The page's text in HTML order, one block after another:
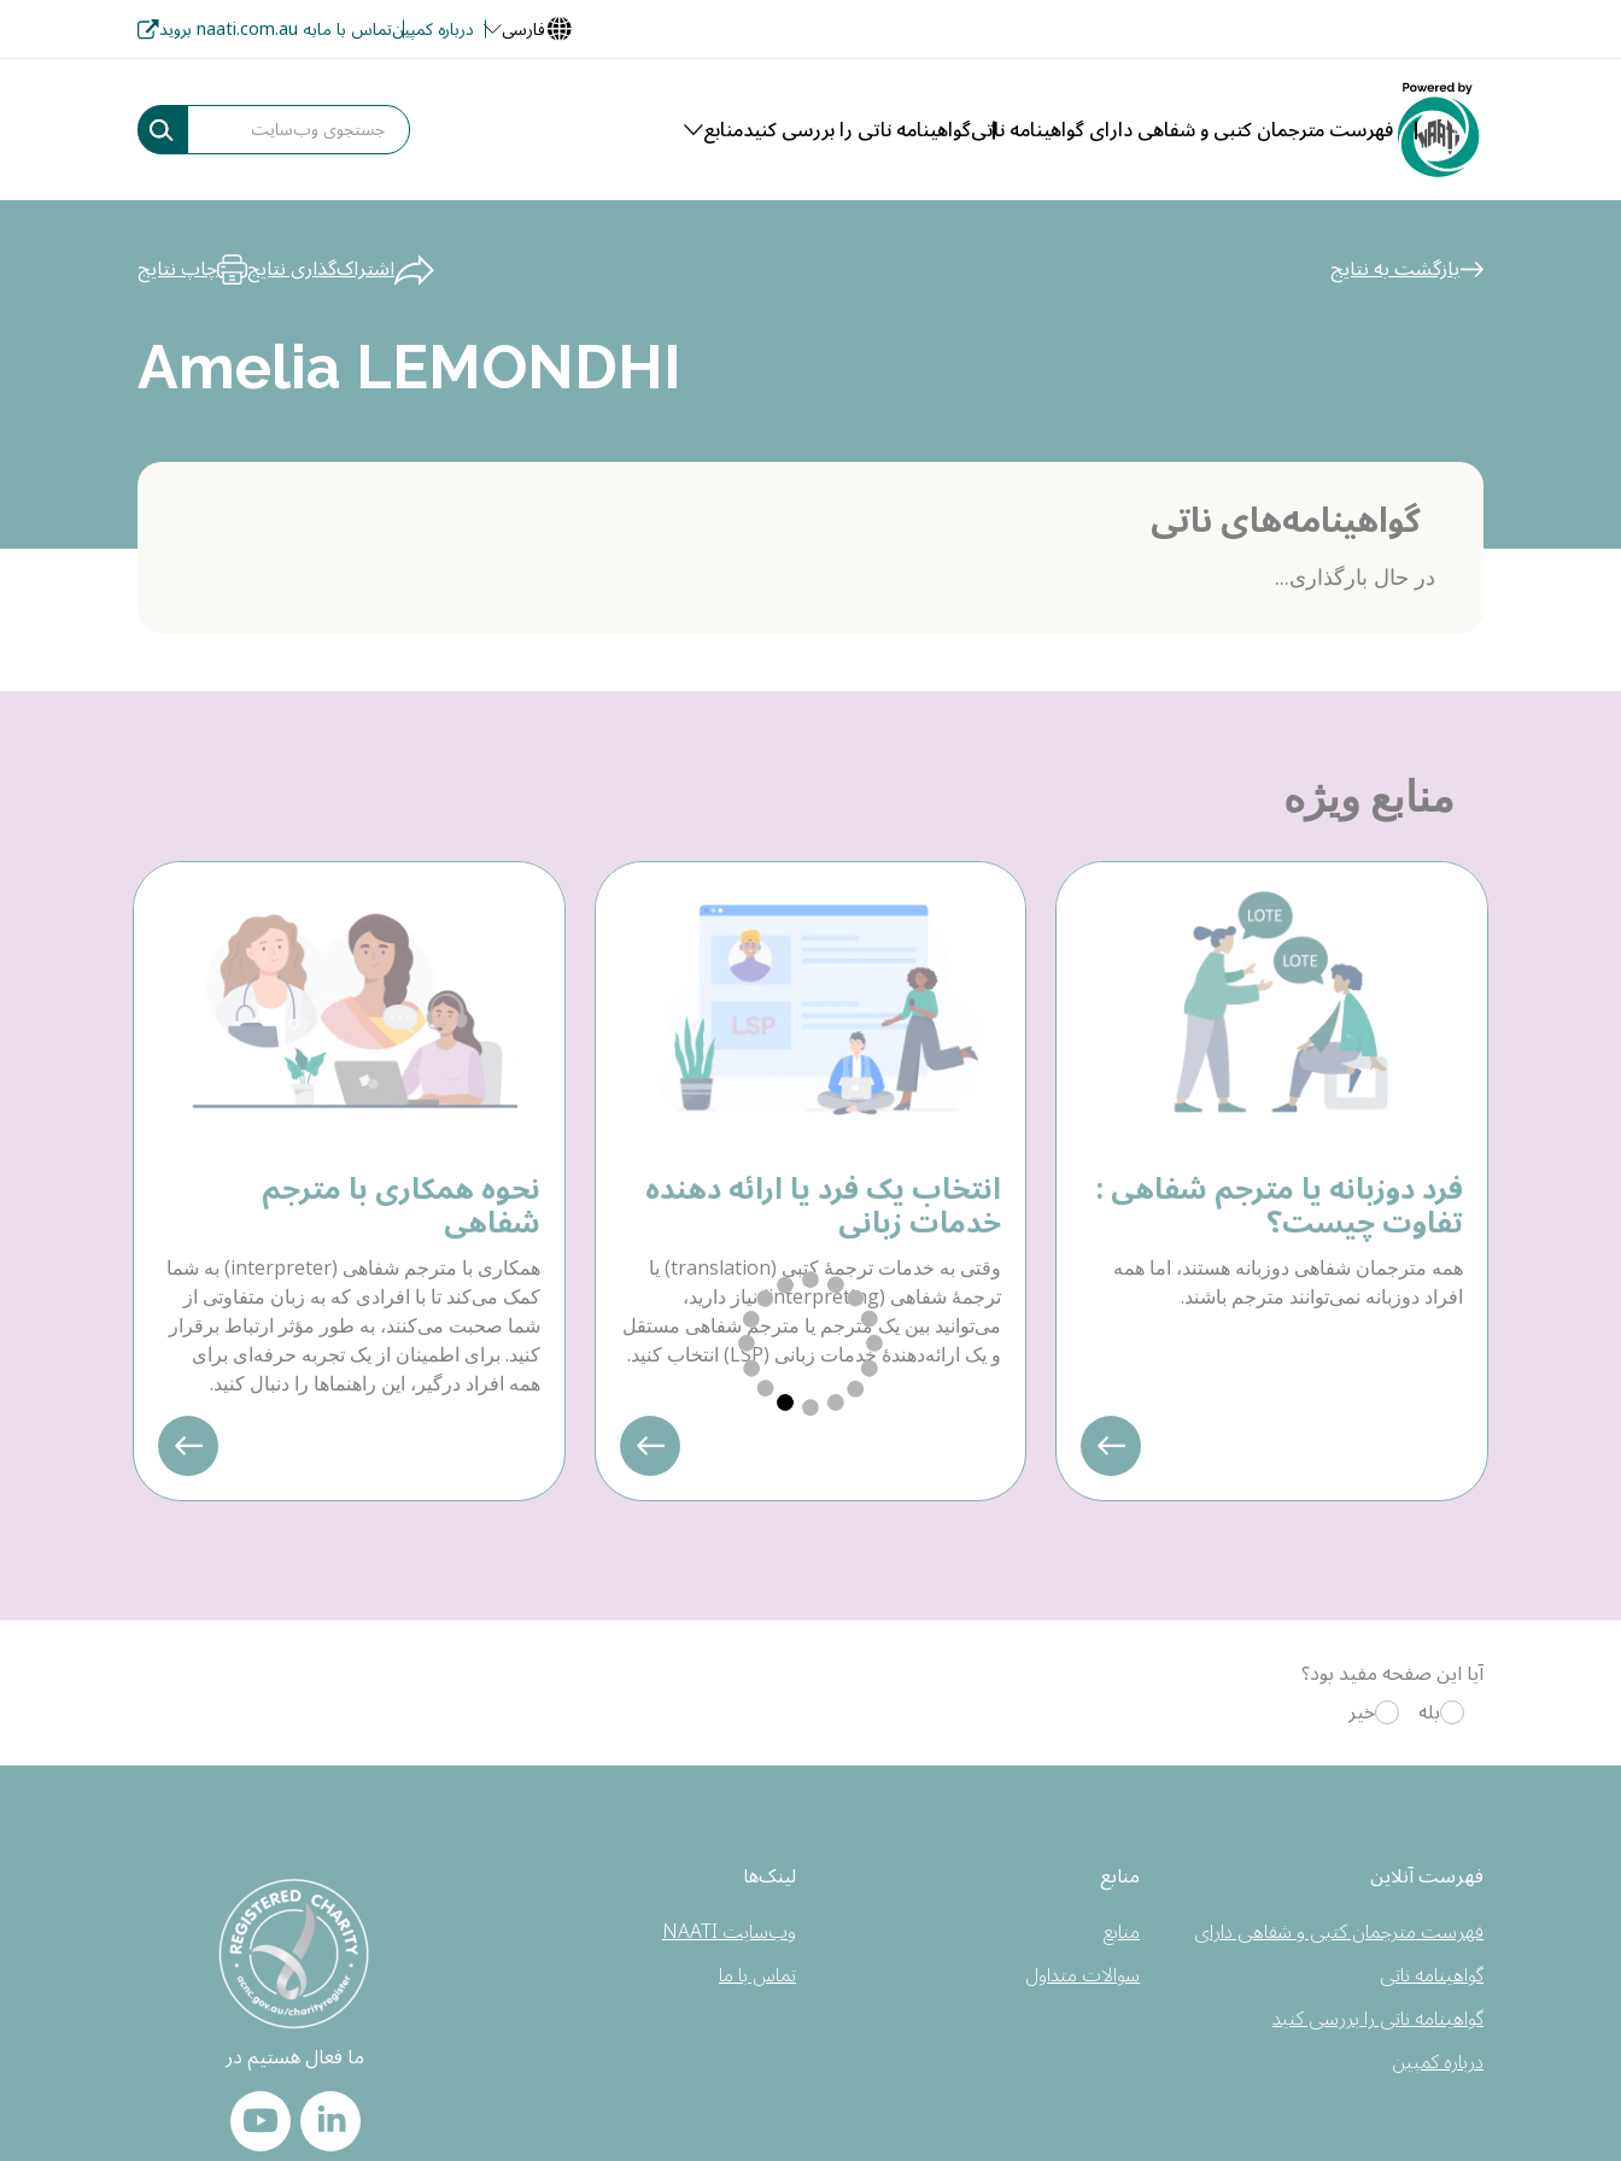
فارسی درباره کمپینتماس با مابه naati.com.au بروید
فهرست مترجمان کتبی و شفاهی دارای گواهینامه ناتیگواهینامه ناتی را بررسی کنیدمنابع
بازگشت به نتایج اشتراک‌گذاری نتایج چاپ نتایج
Amelia LEMONDHI
گواهینامه‌های ناتی
در حال بارگذاری...
منابع ویژه
فرد دوزبانه یا مترجم شفاهی :
تفاوت چیست؟
همه مترجمان شفاهی دوزبانه هستند، اما همه
افراد دوزبانه نمی‌توانند مترجم باشند.
انتخاب یک فرد یا ارائه دهنده
خدمات زبانی
وقتی به خدمات ترجمهٔ کتبی (translation) یا
ترجمهٔ شفاهی (interpreting) نیاز دارید،
می‌توانید بین یک مترجم یا مترجم شفاهی مستقل
و یک ارائه‌دهندهٔ خدمات زبانی (LSP) انتخاب کنید.
نحوه همکاری با مترجم
شفاهی
همکاری با مترجم شفاهی (interpreter) به شما
کمک می‌کند تا با افرادی که به زبان متفاوتی از
شما صحبت می‌کنند، به طور مؤثر ارتباط برقرار
کنید. برای اطمینان از یک تجربه حرفه‌ای برای
همه افراد درگیر، این راهنماها را دنبال کنید.
آیا این صفحه مفید بود؟
بله
خیر
فهرست آنلاین
فهرست مترجمان کتبی و شفاهی دارای
گواهینامه ناتی
گواهینامه ناتی را بررسی کنید
درباره کمپین
منابع
منابع
سوالات متداول
لینک‌ها
وب‌سایت NAATI
تماس با ما
ما فعال هستیم در